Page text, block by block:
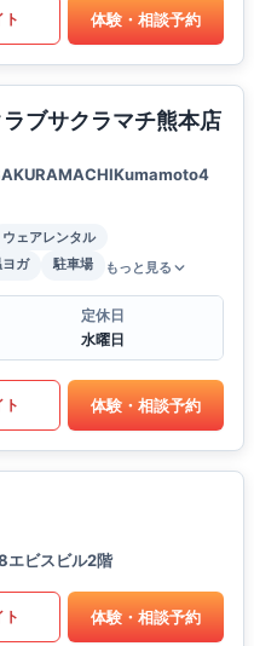
ト 体験・相談予約
ブサクラマチ熊本店
ウェアレンタル
ガ 駐車場 もっと見る
定休日
水曜日
ト 体験・相談予約
エビスビル2階
ト 体験・相談予約